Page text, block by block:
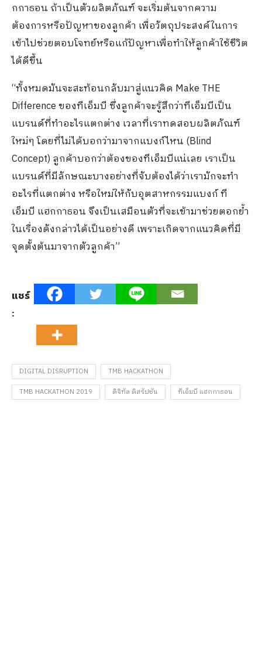
กกาธอน ถ้าเป็นตัวผลิตภัณฑ์ จะเริ่มต้นจากความ
ต้องการหรือปัญหาของลูกค้า เพื่อวัตถุประสงค์ในการ
เข้าไปช่วยตอบโจทย์หรือแก้ปัญหาเพื่อทำให้ลูกค้าใช้ชีวิต
ได้ดีขึ้น
“ทั้งหมดมันจะสะท้อนกลับมาสู่แนวคิด Make THE
Difference ของทีเอ็มบี ซึ่งลูกค้าจะรู้สึกว่าทีเอ็มบีเป็น
แบรนด์ที่ทำอะไรแตกต่าง เวลาที่เราทดสอบผลิตภัณฑ์
ใหม่ๆ โดยที่ไม่ได้บอกว่ามาจากแบงก์ไหน (Blind
Concept) ลูกค้าบอกว่าต้องของทีเอ็มบีแน่เลย เราเป็น
แบรนด์ที่มีลักษณะบางอย่างที่จับต้องได้ว่าเรามักจะทำ
อะไรที่แตกต่าง หรือใหม่ให้กับอุตสาหกรรมแบงก์ ที
เอ็มบี แฮกกาธอน จึงเป็นเสมือนตัวที่จะเข้ามาช่วยตอกย้ำ
ในเรื่องดังกล่าวได้เป็นอย่างดี เพราะเกิดจากแนวคิดที่มี
จุดตั้งต้นมาจากตัวลูกค้า”
แชร์
:
DIGITAL DISRUPTION
TMB HACKATHON
TMB HACKATHON 2019
ดิจิทัล ดิสรัปชัน ทีเอ็มบี แฮกกาธอน